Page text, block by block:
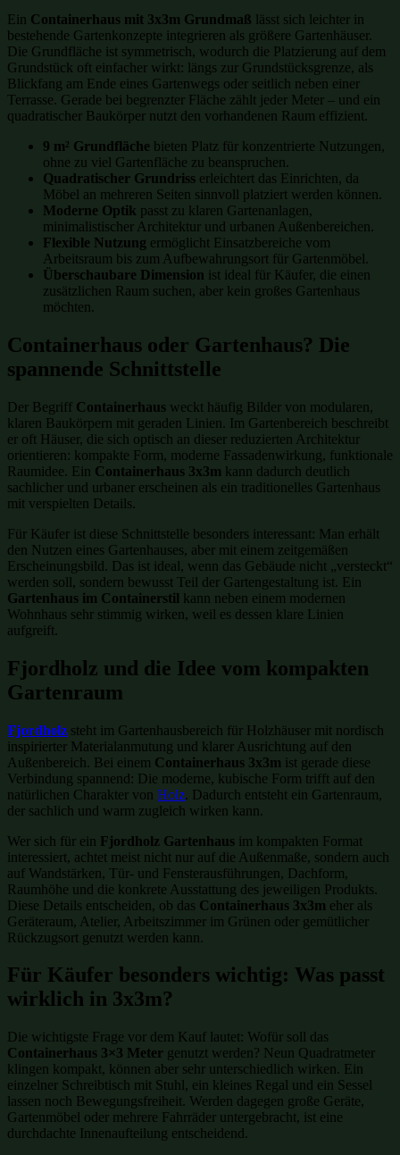
Ein Containerhaus mit 3x3m Grundmaß lässt sich leichter in
bestehende Gartenkonzepte integrieren als größere Gartenhäuser.
Die Grundfläche ist symmetrisch, wodurch die Platzierung auf dem
Grundstück oft einfacher wirkt: längs zur Grundstücksgrenze, als
Blickfang am Ende eines Gartenwegs oder seitlich neben einer
Terrasse. Gerade bei begrenzter Fläche zählt jeder Meter – und ein
quadratischer Baukörper nutzt den vorhandenen Raum effizient.
9 m² Grundfläche bieten Platz für konzentrierte Nutzungen,
ohne zu viel Gartenfläche zu beanspruchen.
Quadratischer Grundriss erleichtert das Einrichten, da
Möbel an mehreren Seiten sinnvoll platziert werden können.
Moderne Optik passt zu klaren Gartenanlagen,
minimalistischer Architektur und urbanen Außenbereichen.
Flexible Nutzung ermöglicht Einsatzbereiche vom
Arbeitsraum bis zum Aufbewahrungsort für Gartenmöbel.
Überschaubare Dimension ist ideal für Käufer, die einen
zusätzlichen Raum suchen, aber kein großes Gartenhaus
möchten.
Containerhaus oder Gartenhaus? Die
spannende Schnittstelle
Der Begriff Containerhaus weckt häufig Bilder von modularen,
klaren Baukörpern mit geraden Linien. Im Gartenbereich beschreibt
er oft Häuser, die sich optisch an dieser reduzierten Architektur
orientieren: kompakte Form, moderne Fassadenwirkung, funktionale
Raumidee. Ein Containerhaus 3x3m kann dadurch deutlich
sachlicher und urbaner erscheinen als ein traditionelles Gartenhaus
mit verspielten Details.
Für Käufer ist diese Schnittstelle besonders interessant: Man erhält
den Nutzen eines Gartenhauses, aber mit einem zeitgemäßen
Erscheinungsbild. Das ist ideal, wenn das Gebäude nicht „versteckt“
werden soll, sondern bewusst Teil der Gartengestaltung ist. Ein
Gartenhaus im Containerstil kann neben einem modernen
Wohnhaus sehr stimmig wirken, weil es dessen klare Linien
aufgreift.
Fjordholz und die Idee vom kompakten
Gartenraum
Fjordholz steht im Gartenhausbereich für Holzhäuser mit nordisch
inspirierter Materialanmutung und klarer Ausrichtung auf den
Außenbereich. Bei einem Containerhaus 3x3m ist gerade diese
Verbindung spannend: Die moderne, kubische Form trifft auf den
natürlichen Charakter von Holz. Dadurch entsteht ein Gartenraum,
der sachlich und warm zugleich wirken kann.
Wer sich für ein Fjordholz Gartenhaus im kompakten Format
interessiert, achtet meist nicht nur auf die Außenmaße, sondern auch
auf Wandstärken, Tür- und Fensterausführungen, Dachform,
Raumhöhe und die konkrete Ausstattung des jeweiligen Produkts.
Diese Details entscheiden, ob das Containerhaus 3x3m eher als
Geräteraum, Atelier, Arbeitszimmer im Grünen oder gemütlicher
Rückzugsort genutzt werden kann.
Für Käufer besonders wichtig: Was passt
wirklich in 3x3m?
Die wichtigste Frage vor dem Kauf lautet: Wofür soll das
Containerhaus 3×3 Meter genutzt werden? Neun Quadratmeter
klingen kompakt, können aber sehr unterschiedlich wirken. Ein
einzelner Schreibtisch mit Stuhl, ein kleines Regal und ein Sessel
lassen noch Bewegungsfreiheit. Werden dagegen große Geräte,
Gartenmöbel oder mehrere Fahrräder untergebracht, ist eine
durchdachte Innenaufteilung entscheidend.